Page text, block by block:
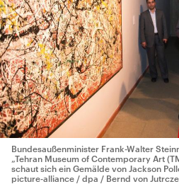
Bundesaußenminister Frank-Walter
„Tehran Museum of Contemporary Art
schaut sich ein Gemälde von Jackson
picture-alliance / dpa / Bernd von